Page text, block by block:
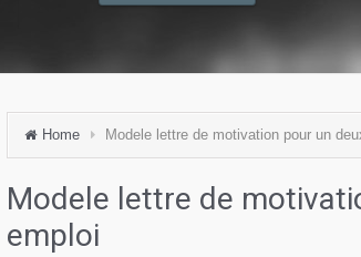
Home Modele lettre de motivation pour un
Modele lettre de
emploi